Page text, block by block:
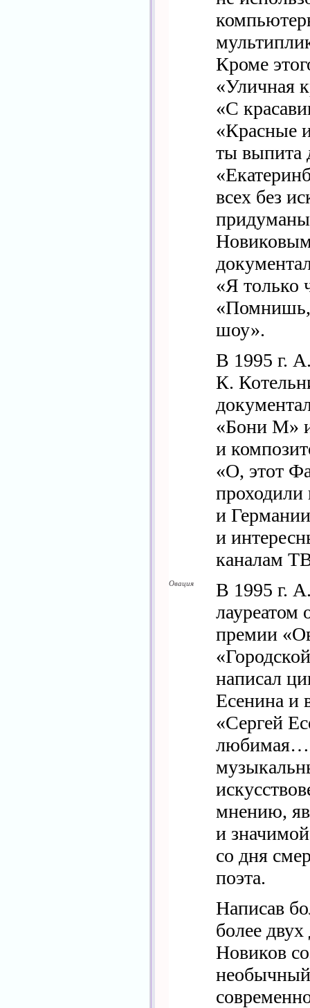
Кроме
«Уличная
«С
«Красные
ты выпита
всех без
«Я только
«Помнишь,
шоу».
В 1995 г.
К.
«Бони М»
и
«О, этот
и
и
каналам
Овация
В 1995 г.
лауреатом
премии
написал
Есенина и
«Сергей
мнению,
и
со дня
поэта.
Написав
более
Новиков